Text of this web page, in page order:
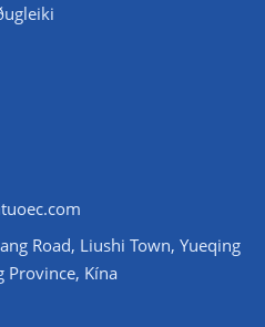
Road, Liushi Town, Yueqing
Province, Kína